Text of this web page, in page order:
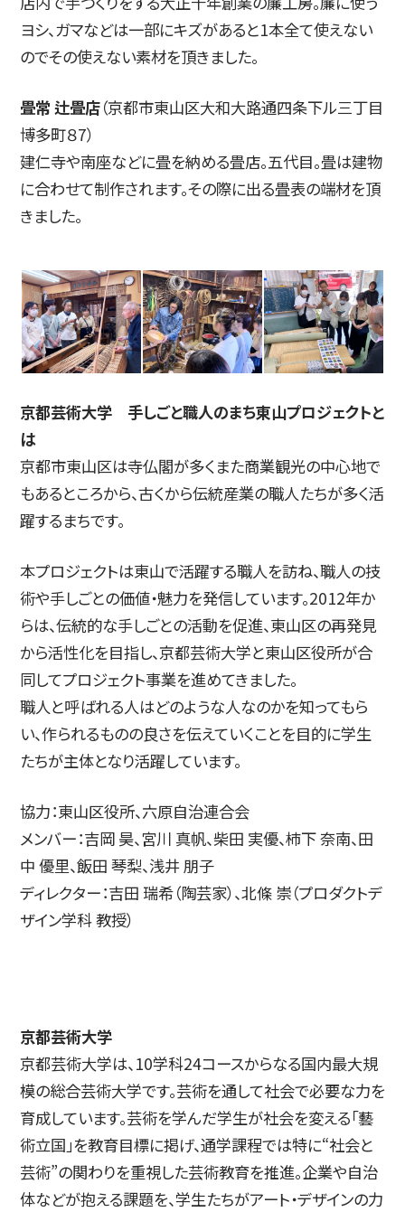
ヨシ、ガマなどは一部にキズがあると1本全て使えない
のでその使えない素材を頂きました。
畳常 辻畳店（京都市東山区大和大路通四条下ル三丁目
博多町８7）
建仁寺や南座などに畳を納める畳店。五代目。畳は建物
に合わせて制作されます。その際に出る畳表の端材を頂
きました。
京都芸術大学 手しごと職人のまち東山プロジェクトと
は
京都市東山区は寺仏閣が多くまた商業観光の中心地で
もあるところから、古くから伝統産業の職人たちが多く活
躍するまちです。
本プロジェクトは東山で活躍する職人を訪ね、職人の技
術や手しごとの価値・魅力を発信しています。2012年か
らは、伝統的な手しごとの活動を促進、東山区の再発見
から活性化を目指し、京都芸術大学と東山区役所が合
同してプロジェクト事業を進めてきました。
職人と呼ばれる人はどのような人なのかを知ってもら
い、作られるものの良さを伝えていくことを目的に学生
たちが主体となり活躍しています。
協力：東山区役所、六原自治連合会
メンバー：吉岡 昊、宮川 真帆、柴田 実優、柿下 奈南、田
中 優里、飯田 琴梨、浅井 朋子
ディレクター：吉田 瑞希（陶芸家）、北條 崇（プロダクトデ
ザイン学科 教授）
京都芸術大学
京都芸術大学は、10学科24コースからなる国内最大規
模の総合芸術大学です。芸術を通して社会で必要な力を
育成しています。芸術を学んだ学生が社会を変える「藝
術立国」を教育目標に掲げ、通学課程では特に“社会と
芸術”の関わりを重視した芸術教育を推進。企業や自治
体などが抱える課題を、学生たちがアート・デザインの力